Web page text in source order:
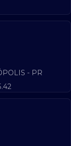
- PR